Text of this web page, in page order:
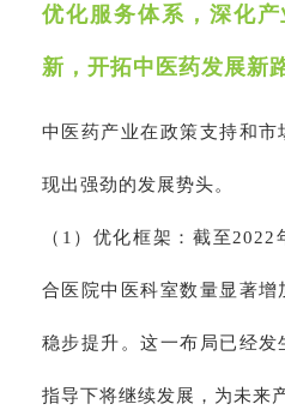
优化服务体系，深化
新，开拓中医药发展新
中医药产业在政策支持和市
现出强劲的发展势头。
（1）优化框架：截至
合医院中医科室数量显著增
稳步提升。这一布局已经发
指导下将继续发展，为未来